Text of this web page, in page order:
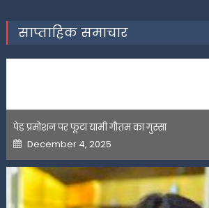
साप्ताहिक समाचार
पेड प्रमोशन पर फूटा यामी गौतम का गुस्सा
Posted
on
December 4, 2025